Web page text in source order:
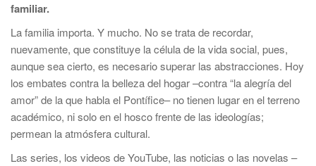
familiar.
La familia importa. Y mucho. No se trata de recordar,
nuevamente, que constituye la célula de la vida social, pues,
aunque sea cierto, es necesario superar las abstracciones. Hoy
los embates contra la belleza del hogar –contra “la alegría del
amor” de la que habla el Pontífice– no tienen lugar en el terreno
académico, ni solo en el hosco frente de las ideologías;
permean la atmósfera cultural.
Las series, los videos de YouTube, las noticias o las novelas –